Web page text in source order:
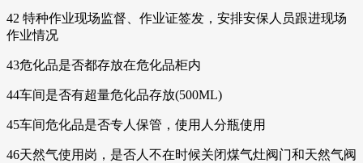
42 特种作业现场监督、作业证签发，安排安保人员跟进现场
作业情况
43危化品是否都存放在危化品柜内
44车间是否有超量危化品存放(500ML)
45车间危化品是否专人保管，使用人分瓶使用
46天然气使用岗，是否人不在时候关闭煤气灶阀门和天然气阀